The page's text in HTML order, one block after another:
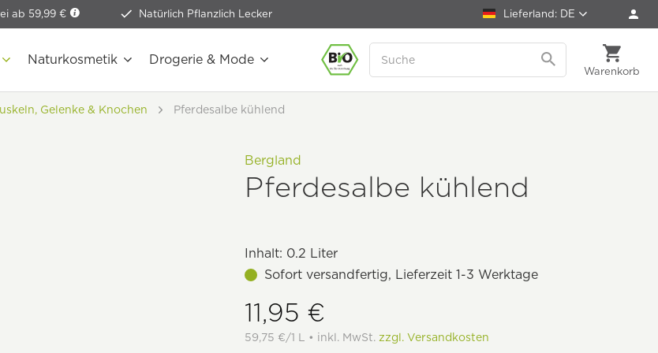
ab 59,99 € Natürlich Pflanzlich Lecker Lieferland: DE
Warenkorb
Naturkosmetik Drogerie & Mode
Gelenke & Knochen Pferdesalbe kühlend
Bergland
Pferdesalbe kühlend
Inhalt: 0.2 Liter
Sofort versandfertig, Lieferzeit 1-3 Werktage
11,95 €
59,75 €/1 L • inkl. MwSt. zzgl. Versandkosten